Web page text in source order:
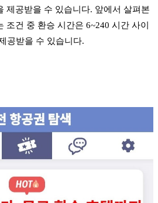
제공받을 수 있습니다. 앞에서 살펴본
조건 중 환승 시간은 6~240 시간 사이
공받을 수 있습니다.